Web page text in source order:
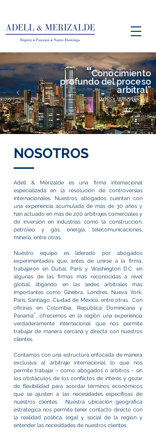
“Conocimiento
profundo del proceso
arbitral”
Who's Who Legal
NOSOTROS
Adell & Merizalde es una firma internacional
especializada en la resolución de controversias
internacionales. Nuestros abogados cuentan con
una experiencia acumulada de más de 30 años y
han actuado en más de 200 arbitrajes comerciales y
de inversión en industrias como la construcción,
petróleo y gas, energía, telecomunicaciones,
minería, entre otras.
Nuestro equipo es liderado por abogados
experimentados que, antes de unirse a la firma,
trabajaron en Dubái, París y Washington D.C. en
algunas de las firmas más reconocidas a nivel
global, litigando en las sedes arbitrales más
importantes como Ginebra, Londres, Nueva York,
París, Santiago, Ciudad de México, entre otras. Con
oficinas en Colombia, República Dominicana y
Panamá*, ofrecemos en la región una experiencia
verdaderamente internacional que nos permite
trabajar de manera cercana y directa con nuestros
clientes.
Contamos con una estructura enfocada de manera
exclusiva al arbitraje internacional, lo que nos
permite trabajar – como abogados o árbitros – sin
los obstáculos de los conflictos de interés y gozar
de flexibilidad para acordar términos económicos
que se ajusten a las necesidades específicas de
nuestros clientes. Nuestra ubicación geográfica
estratégica nos permite tener contacto directo con
la realidad política, legal y social de la región y
entender las necesidades de nuestros clientes.